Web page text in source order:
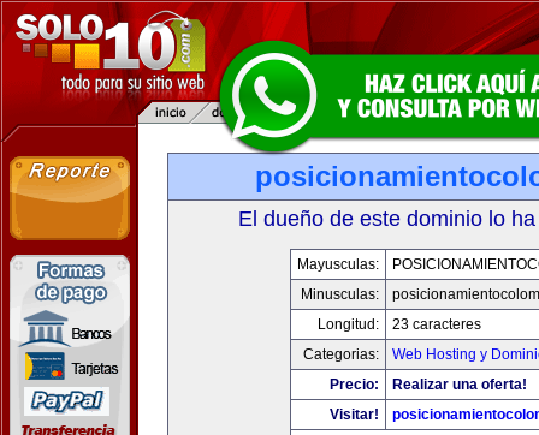
El dueño de este dominio lo
Mayusculas:
Minusculas:
Longitud:
23 caracteres
Categorias:
Web Hosting y
Precio:
Realizar una oferta!
Visitar!